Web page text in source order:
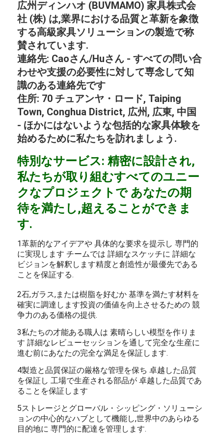
広州ディンハオ (BUVMAMO) 家具株式会
社 (株) は,業界における品質と革新を象徴
する高級家具ソリューションの製造で称
賛されています.
連絡先: Caoさん/Huさん - すべての問い合
わせや支援の必要性に対して専念して知
識のある連絡先です
住所: 70 チュアンヤ・ロード, Taiping
Town, Conghua District, 広州, 広東, 中国
- ほかにはないような包括的な家具体験を
始めるために私たちを訪れましょう.
特別なサービス: 精密に設計され,
私たちが取り組むすべてのユニー
クなプロジェクトで あなたの期
待を満たし,超えることができま
す.
1革新的なアイデアや 具体的な要求を提示し 専門的
に実現します チームでは 詳細なスケッチに 詳細な
ビジョンを解釈します精度と創造性が最優先である
ことを保証する.
2石,ガラス,または樹脂を好むか 基準を満たす材料を
確実に調達します投資の価値を向上させるための 競
争力のある価格の提供.
3私たちの才能ある職人は 素晴らしい模型を作りま
す 詳細なレビューセッションを通して完全な生産に
進む前にあなたの完全な満足を保証します.
4製造と品質保証の厳格な管理を保ち 卓越した品質
を保証し 工場で生産される部品が 卓越した品質であ
ることを保証します
5ストレージとグローバル・シッピング・ソリューシ
ョンの中心的なハブとして機能し,世界中のあらゆる
目的地に 専門的に配達を管理します.